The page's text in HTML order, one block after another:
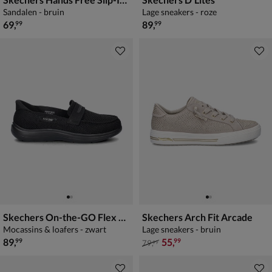
Sandalen - bruin
€ 69,99
69,99
Lage sneakers - roze
€ 89,99
89,99
Skechers On-the-GO Flex Radiant - Bonnie
Mocassins & loafers - zwart
€ 89,99
89,99
Skechers Arch Fit Arcade
Lage sneakers - bruin
van € 79,99 voor € 55,99
79,99 55,99